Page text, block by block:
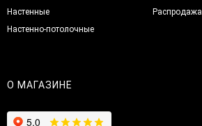
Настенные
Настенно-потолочные
Распродажа
О МАГАЗИНЕ